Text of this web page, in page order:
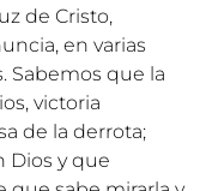
de Cristo,
en varias
Sabemos que la
victoria
de la derrota;
Dios y que